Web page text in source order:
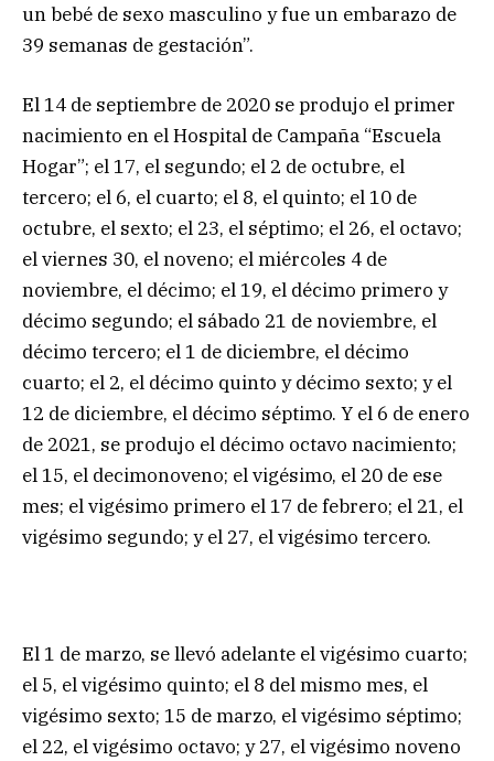
un bebé de sexo masculino y fue un embarazo de
39 semanas de gestación”.
El 14 de septiembre de 2020 se produjo el primer
nacimiento en el Hospital de Campaña “Escuela
Hogar”; el 17, el segundo; el 2 de octubre, el
tercero; el 6, el cuarto; el 8, el quinto; el 10 de
octubre, el sexto; el 23, el séptimo; el 26, el octavo;
el viernes 30, el noveno; el miércoles 4 de
noviembre, el décimo; el 19, el décimo primero y
décimo segundo; el sábado 21 de noviembre, el
décimo tercero; el 1 de diciembre, el décimo
cuarto; el 2, el décimo quinto y décimo sexto; y el
12 de diciembre, el décimo séptimo. Y el 6 de enero
de 2021, se produjo el décimo octavo nacimiento;
el 15, el decimonoveno; el vigésimo, el 20 de ese
mes; el vigésimo primero el 17 de febrero; el 21, el
vigésimo segundo; y el 27, el vigésimo tercero.
El 1 de marzo, se llevó adelante el vigésimo cuarto;
el 5, el vigésimo quinto; el 8 del mismo mes, el
vigésimo sexto; 15 de marzo, el vigésimo séptimo;
el 22, el vigésimo octavo; y 27, el vigésimo noveno